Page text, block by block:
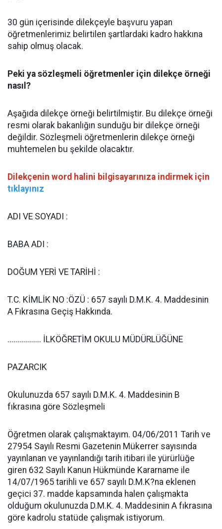
30 gün içerisinde dilekçeyle başvuru yapan
öğretmenlerimiz belirtilen şartlardaki kadro hakkına
sahip olmuş olacak.
Peki ya sözleşmeli öğretmenler için dilekçe örneği
nasıl?
Aşağıda dilekçe örneği belirtilmiştir. Bu dilekçe örneği
resmi olarak bakanlığın sunduğu bir dilekçe örneği
değildir. Sözleşmeli öğretmenlerin dilekçe örneği
muhtemelen bu şekilde olacaktır.
Dilekçenin word halini bilgisayarınıza indirmek için
tıklayınız
ADI VE SOYADI :
BABA ADI :
DOĞUM YERİ VE TARİHİ :
T.C. KİMLİK NO :ÖZÜ : 657 sayılı D.M.K. 4. Maddesinin
A Fıkrasına Geçiş Hakkında.
................. İLKÖĞRETİM OKULU MÜDÜRLÜĞÜNE
PAZARCIK
Okulunuzda 657 sayılı D.M.K. 4. Maddesinin B
fıkrasına göre Sözleşmeli
Öğretmen olarak çalışmaktayım. 04/06/2011 Tarih ve
27954 Sayılı Resmi Gazetenin Mükerrer sayısında
yayınlanan ve yayınlandığı tarih itibari ile yürürlüğe
giren 632 Sayılı Kanun Hükmünde Kararname ile
14/07/1965 tarihli ve 657 sayılı D.M.K?na eklenen
geçici 37. madde kapsamında halen çalışmakta
olduğum okulunuzda D.M.K. 4. Maddesinin A fıkrasına
göre kadrolu statüde çalışmak istiyorum.